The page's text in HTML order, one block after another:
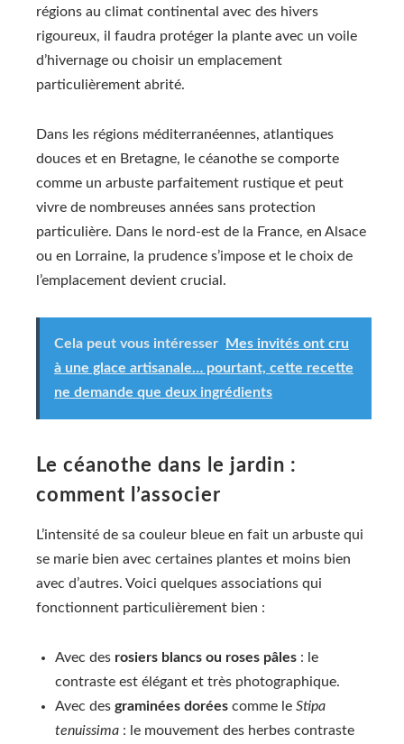
régions au climat continental avec des hivers
rigoureux, il faudra protéger la plante avec un voile
d’hivernage ou choisir un emplacement
particulièrement abrité.
Dans les régions méditerranéennes, atlantiques
douces et en Bretagne, le céanothe se comporte
comme un arbuste parfaitement rustique et peut
vivre de nombreuses années sans protection
particulière. Dans le nord-est de la France, en Alsace
ou en Lorraine, la prudence s’impose et le choix de
l’emplacement devient crucial.
Cela peut vous intéresser
Mes invités ont cru
à une glace artisanale… pourtant, cette recette
ne demande que deux ingrédients
Le céanothe dans le jardin :
comment l’associer
L’intensité de sa couleur bleue en fait un arbuste qui
se marie bien avec certaines plantes et moins bien
avec d’autres. Voici quelques associations qui
fonctionnent particulièrement bien :
Avec des rosiers blancs ou roses pâles : le
contraste est élégant et très photographique.
Avec des graminées dorées comme le Stipa
tenuissima : le mouvement des herbes contraste